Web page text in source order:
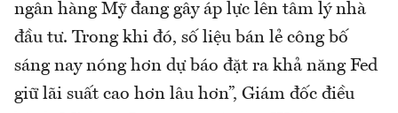
ngân hàng Mỹ đang gây áp lực lên tâm lý nhà
đầu tư. Trong khi đó, số liệu bán lẻ công bố
sáng nay nóng hơn dự báo đặt ra khả năng Fed
giữ lãi suất cao hơn lâu hơn”, Giám đốc điều